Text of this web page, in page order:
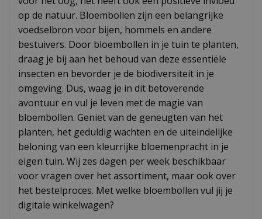
op de natuur. Bloembollen zijn een belangrijke
voedselbron voor bijen, hommels en andere
bestuivers. Door bloembollen in je tuin te planten,
draag je bij aan het behoud van deze essentiële
insecten en bevorder je de biodiversiteit in je
omgeving. Dus, waag je in dit betoverende
avontuur en vul je leven met de magie van
bloembollen. Geniet van de geneugten van het
planten, het geduldig wachten en de uiteindelijke
beloning van een kleurrijke bloemenpracht in je
eigen tuin. Wij zes dagen per week beschikbaar
voor vragen over het assortiment, maar ook over
het bestelproces. Met welke bloembollen vul jij je
digitale winkelwagen?